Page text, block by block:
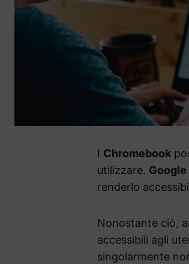
I Chromebook
utilizzare. Google
renderlo
Nonostante ciò,
accessibili agli
singolarmente